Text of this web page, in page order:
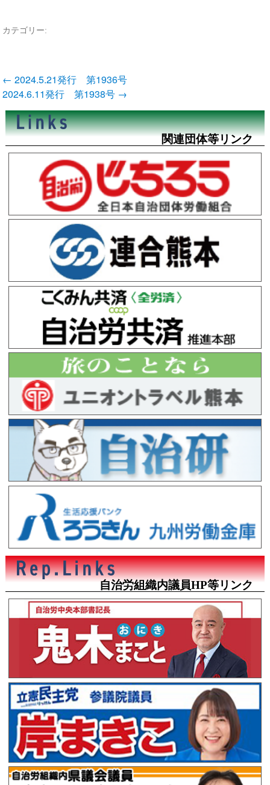
カテゴリー:
投
稿
ナ
ビ
ゲ
ー
シ
← 2024.5.21発行 第1936号
2024.6.11発行 第1938号 →
関連団体等リンク
自治労組織内議員HP等リンク